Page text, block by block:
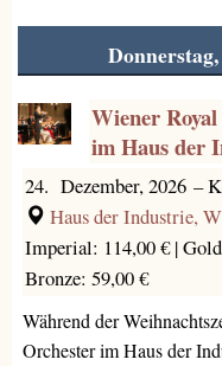
Wiener
im Haus der
24. Dezember, 2026 –
Haus der Industrie,
Imperial: 114,00 € |
Bronze: 59,00 €
Während der
Orchester im Haus der